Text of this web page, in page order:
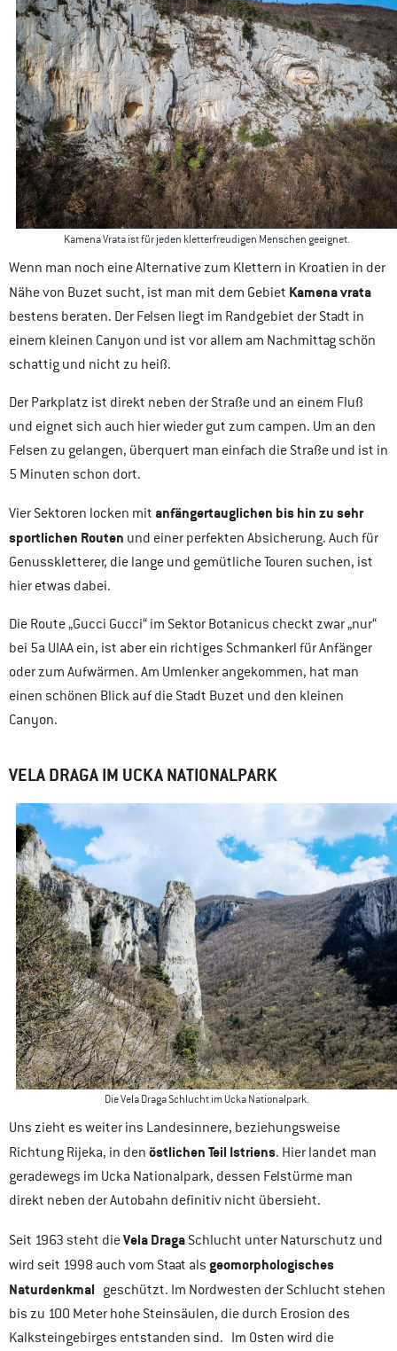
Kamena Vrata ist für jeden kletterfreudigen Menschen geeignet.
Wenn man noch eine Alternative zum Klettern in Kroatien in der
Nähe von Buzet sucht, ist man mit dem Gebiet Kamena vrata
bestens beraten. Der Felsen liegt im Randgebiet der Stadt in
einem kleinen Canyon und ist vor allem am Nachmittag schön
schattig und nicht zu heiß.
Der Parkplatz ist direkt neben der Straße und an einem Fluß
und eignet sich auch hier wieder gut zum campen. Um an den
Felsen zu gelangen, überquert man einfach die Straße und ist in
5 Minuten schon dort.
Vier Sektoren locken mit anfängertauglichen bis hin zu sehr
sportlichen Routen und einer perfekten Absicherung. Auch für
Genusskletterer, die lange und gemütliche Touren suchen, ist
hier etwas dabei.
Die Route „Gucci Gucci“ im Sektor Botanicus checkt zwar „nur“
bei 5a UIAA ein, ist aber ein richtiges Schmankerl für Anfänger
oder zum Aufwärmen. Am Umlenker angekommen, hat man
einen schönen Blick auf die Stadt Buzet und den kleinen
Canyon.
VELA DRAGA IM UCKA NATIONALPARK
Die Vela Draga Schlucht im Ucka Nationalpark.
Uns zieht es weiter ins Landesinnere, beziehungsweise
Richtung Rijeka, in den östlichen Teil Istriens. Hier landet man
geradewegs im Ucka Nationalpark, dessen Felstürme man
direkt neben der Autobahn definitiv nicht übersieht.
Seit 1963 steht dieVela Draga Schlucht unter Naturschutz und
wird seit 1998 auch vom Staat als geomorphologisches
Naturdenkmal geschützt. Im Nordwesten der Schlucht stehen
bis zu 100 Meter hohe Steinsäulen, die durch Erosion des
Kalksteingebirges entstanden sind. Im Osten wird die